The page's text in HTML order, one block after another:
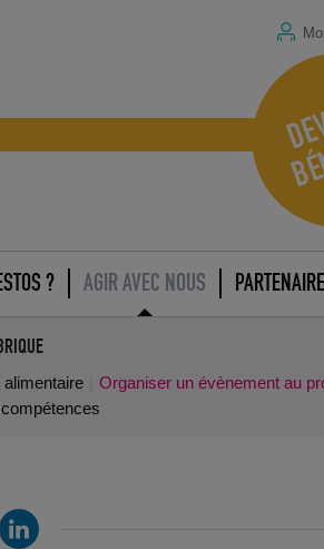
? AGIR AVEC NOUS
Organiser un évènement au